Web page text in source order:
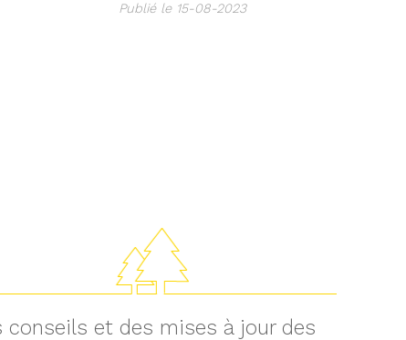
Publié le 15-08-2023
conseils et des mises à jour des